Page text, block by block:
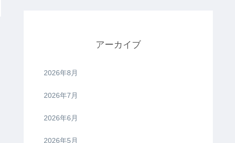
アーカイブ
2026年8月
2026年7月
2026年6月
2026年5月